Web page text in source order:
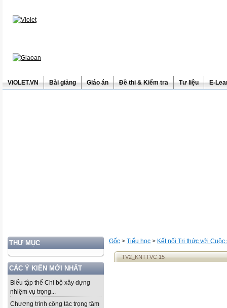
ViOLET.VN Bài giảng Giáo án Đề thi & Kiểm tra Tư liệu E-
THƯ MỤC
CÁC Ý KIẾN MỚI NHẤT
Biểu tập thể Chi bộ xây dựng
nhiệm vụ trọng...
Chương trình công tác trọng tâm
Gốc > Tiểu học > Kết nối Tri thức với Cuộc
TV2_KNTTVC 15